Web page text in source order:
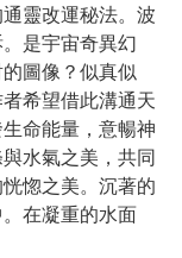
靈改運秘法。波
是宇宙奇異幻
圖像？似真似
希望借此溝通天
命能量，意暢神
水氣之美，共同
惚之美。沉著的
在凝重的水面